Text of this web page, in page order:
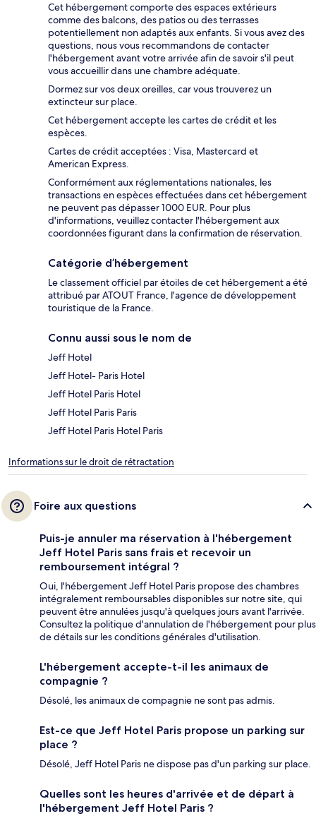
Cet hébergement comporte des espaces extérieurs
comme des balcons, des patios ou des terrasses
potentiellement non adaptés aux enfants. Si vous avez des
questions, nous vous recommandons de contacter
l'hébergement avant votre arrivée afin de savoir s'il peut
vous accueillir dans une chambre adéquate.
Dormez sur vos deux oreilles, car vous trouverez un
extincteur sur place.
Cet hébergement accepte les cartes de crédit et les
espèces.
Cartes de crédit acceptées : Visa, Mastercard et
American Express.
Conformément aux réglementations nationales, les
transactions en espèces effectuées dans cet hébergement
ne peuvent pas dépasser 1000 EUR. Pour plus
d'informations, veuillez contacter l'hébergement aux
coordonnées figurant dans la confirmation de réservation.
Catégorie d’hébergement
Le classement officiel par étoiles de cet hébergement a été
attribué par ATOUT France, l'agence de développement
touristique de la France.
Connu aussi sous le nom de
Jeff Hotel
Jeff Hotel- Paris Hotel
Jeff Hotel Paris Hotel
Jeff Hotel Paris Paris
Jeff Hotel Paris Hotel Paris
Informations sur le droit de rétractation
Foire aux questions
Puis-je annuler ma réservation à l'hébergement
Jeff Hotel Paris sans frais et recevoir un
remboursement intégral ?
Oui, l'hébergement Jeff Hotel Paris propose des chambres
intégralement remboursables disponibles sur notre site, qui
peuvent être annulées jusqu'à quelques jours avant l'arrivée.
Consultez la politique d'annulation de l'hébergement pour plus
de détails sur les conditions générales d'utilisation.
L'hébergement accepte-t-il les animaux de
compagnie ?
Désolé, les animaux de compagnie ne sont pas admis.
Est-ce que Jeff Hotel Paris propose un parking sur
place ?
Désolé, Jeff Hotel Paris ne dispose pas d'un parking sur place.
Quelles sont les heures d'arrivée et de départ à
l'hébergement Jeff Hotel Paris ?